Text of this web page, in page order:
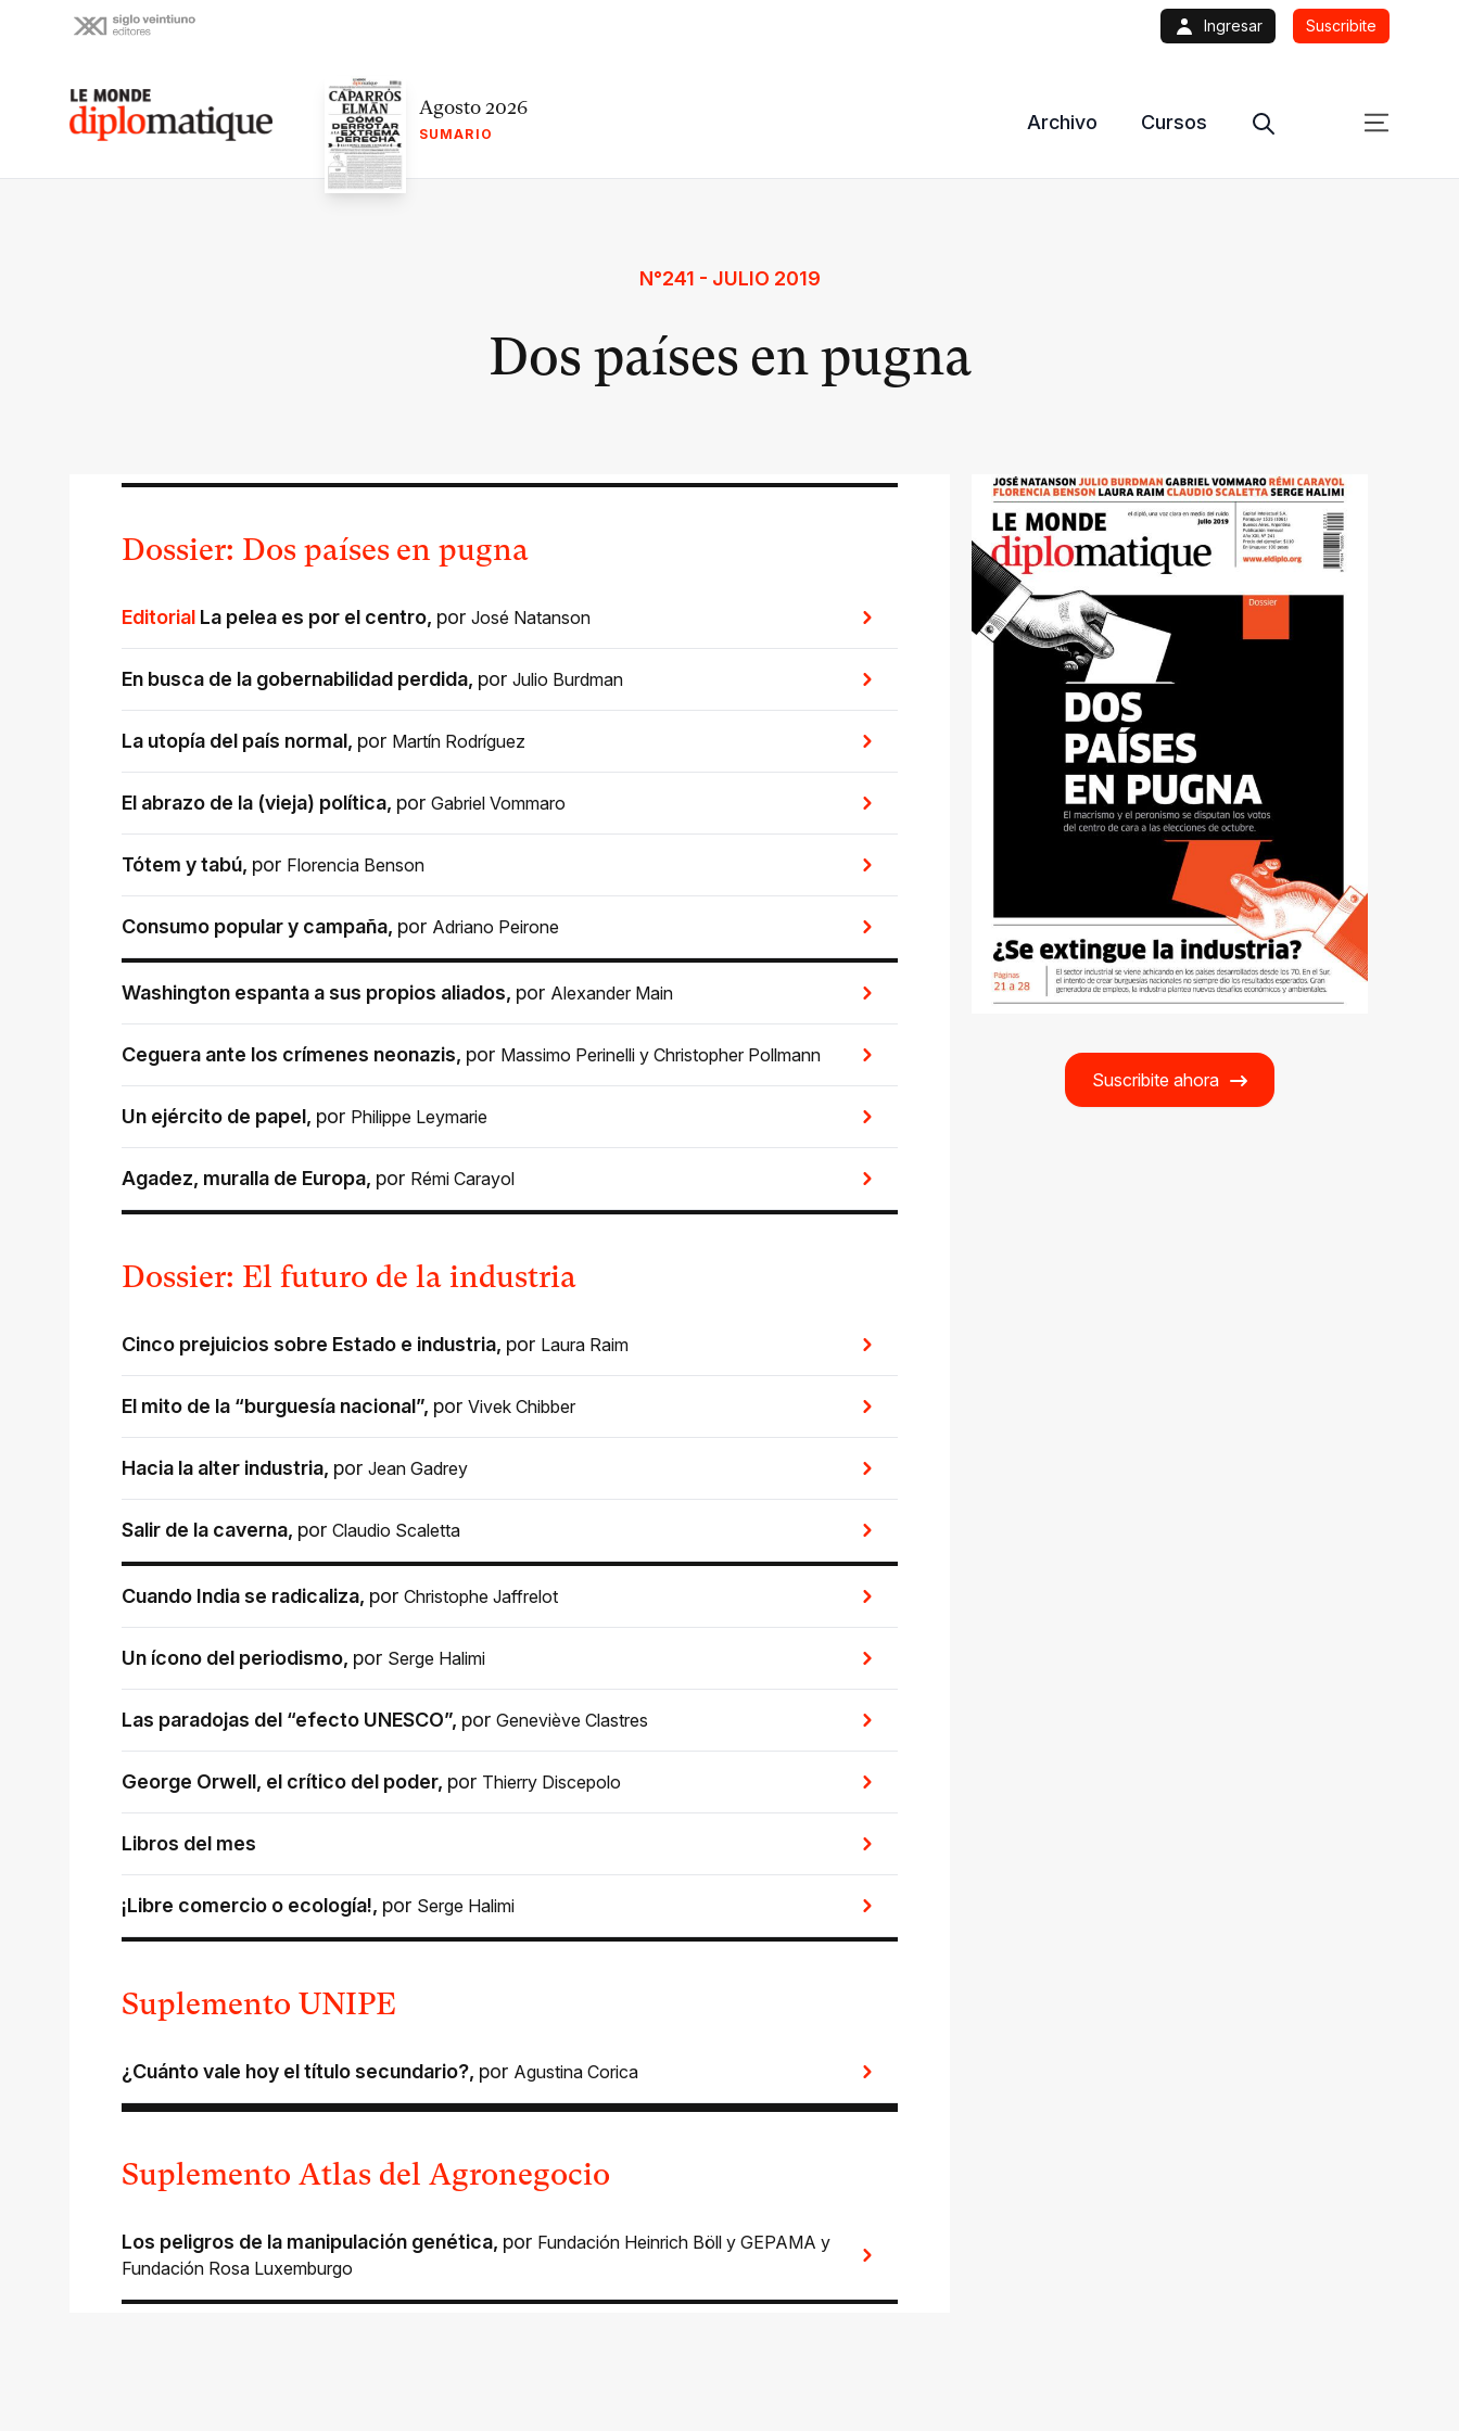
Ingresar Suscribite
Le monde diplomatique Agosto 2026
SUMARIO
Archivo Cursos
N°241 - JULIO 2019
Dos países en pugna
Suscribite ahora
Dossier: Dos países en pugna
Editorial La pelea es por el centro, por José Natanson
En busca de la gobernabilidad perdida, por Julio Burdman
La utopía del país normal, por Martín Rodríguez
El abrazo de la (vieja) política, por Gabriel Vommaro
Tótem y tabú, por Florencia Benson
Consumo popular y campaña, por Adriano Peirone
Washington espanta a sus propios aliados, por Alexander Main
Ceguera ante los crímenes neonazis, por Massimo Perinelli y Christopher Pollmann
Un ejército de papel, por Philippe Leymarie
Agadez, muralla de Europa, por Rémi Carayol
Dossier: El futuro de la industria
Cinco prejuicios sobre Estado e industria, por Laura Raim
El mito de la “burguesía nacional”, por Vivek Chibber
Hacia la alter industria, por Jean Gadrey
Salir de la caverna, por Claudio Scaletta
Cuando India se radicaliza, por Christophe Jaffrelot
Un ícono del periodismo, por Serge Halimi
Las paradojas del “efecto UNESCO”, por Geneviève Clastres
George Orwell, el crítico del poder, por Thierry Discepolo
Libros del mes
¡Libre comercio o ecología!, por Serge Halimi
Suplemento UNIPE
¿Cuánto vale hoy el título secundario?, por Agustina Corica
Suplemento Atlas del Agronegocio
Los peligros de la manipulación genética, por Fundación Heinrich Böll y GEPAMA y
Fundación Rosa Luxemburgo